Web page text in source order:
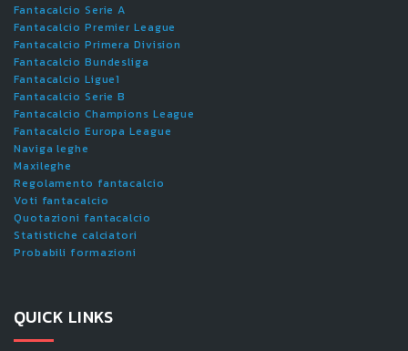
Fantacalcio Serie A
Fantacalcio Premier League
Fantacalcio Primera Division
Fantacalcio Bundesliga
Fantacalcio Ligue1
Fantacalcio Serie B
Fantacalcio Champions League
Fantacalcio Europa League
Naviga leghe
Maxileghe
Regolamento fantacalcio
Voti fantacalcio
Quotazioni fantacalcio
Statistiche calciatori
Probabili formazioni
QUICK LINKS